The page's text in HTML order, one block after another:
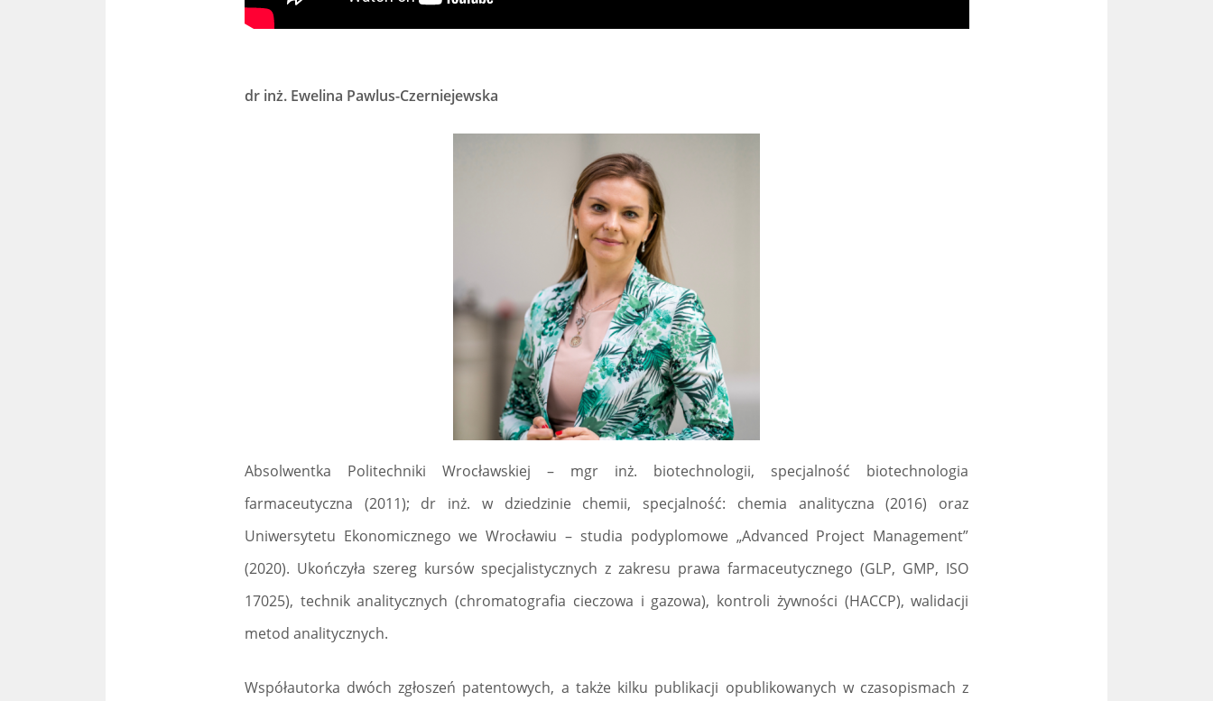
dr inż. Ewelina Pawlus-Czerniejewska
Absolwentka Politechniki Wrocławskiej – mgr inż. biotechnologii, specjalność biotechnologia
farmaceutyczna (2011); dr inż. w dziedzinie chemii, specjalność: chemia analityczna (2016) oraz
Uniwersytetu Ekonomicznego we Wrocławiu – studia podyplomowe „Advanced Project Management”
(2020). Ukończyła szereg kursów specjalistycznych z zakresu prawa farmaceutycznego (GLP, GMP, ISO
17025), technik analitycznych (chromatografia cieczowa i gazowa), kontroli żywności (HACCP), walidacji
metod analitycznych.
Współautorka dwóch zgłoszeń patentowych, a także kilku publikacji opublikowanych w czasopismach z